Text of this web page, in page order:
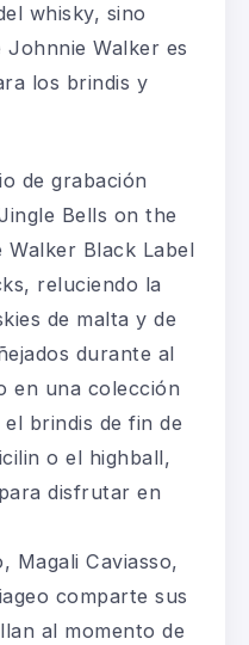
whisky, sino
Walker es
los brindis y
de grabación
Bells on the
Black Label
, reluciendo la
de malta y de
durante al
en una colección
brindis de fin de
o el highball,
disfrutar en
Magali Caviasso,
comparte sus
al momento de